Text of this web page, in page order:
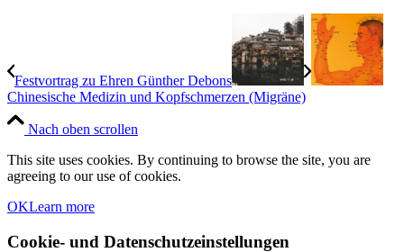
Festvortrag zu Ehren Günther Debons
Chinesische Medizin und Kopfschmerzen (Migräne)
Nach oben scrollen
This site uses cookies. By continuing to browse the site, you are
agreeing to our use of cookies.
OKLearn more
Cookie- und Datenschutzeinstellungen